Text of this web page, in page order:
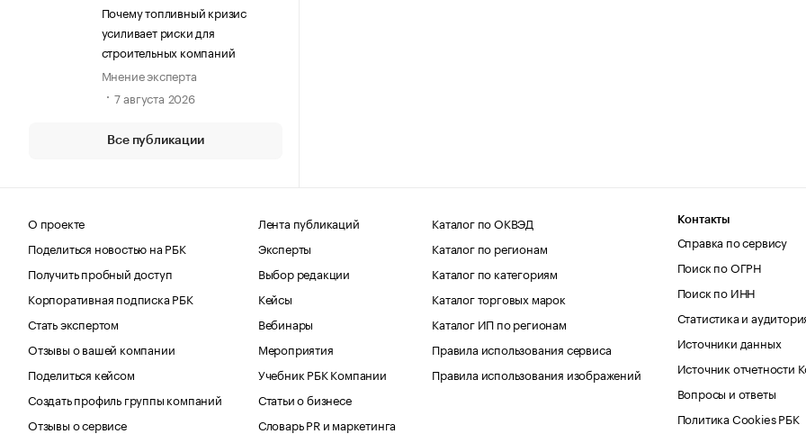
Почему топливный кризис
усиливает риски для
строительных компаний
Мнение эксперта
7 августа 2026
Все публикации
О проекте
Поделиться новостью на РБК
Получить пробный доступ
Корпоративная подписка РБК
Стать экспертом
Отзывы о вашей компании
Поделиться кейсом
Создать профиль группы компаний
Отзывы о сервисе
Лента публикаций
Эксперты
Выбор редакции
Кейсы
Вебинары
Мероприятия
Учебник РБК Компании
Статьи о бизнесе
Словарь PR и маркетинга
Каталог по ОКВЭД
Каталог по регионам
Каталог по категориям
Каталог торговых марок
Каталог ИП по регионам
Правила использования сервиса
Правила использования изображений
Контакты
Справка по сервису
Поиск по ОГРН
Поиск по ИНН
Статистика и
Источники данных
Источник отчетности
Вопросы и ответы
Политика Cookies РБК